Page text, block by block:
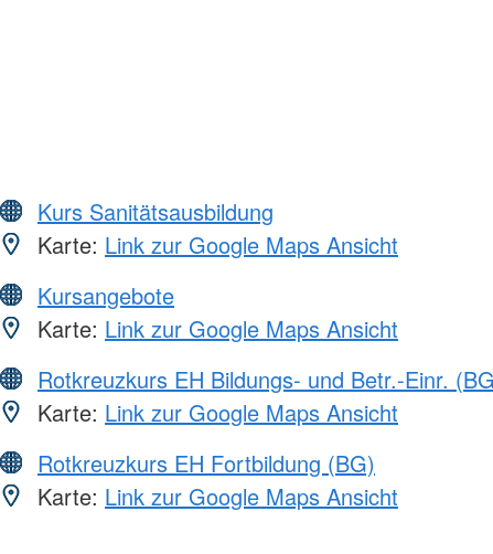
Kurs Sanitätsausbildung
Karte: Link zur Google Maps Ansicht
Kursangebote
Karte: Link zur Google Maps Ansicht
Rotkreuzkurs EH Bildungs- und Betr.-Einr.
Karte: Link zur Google Maps Ansicht
Rotkreuzkurs EH Fortbildung (BG)
Karte: Link zur Google Maps Ansicht